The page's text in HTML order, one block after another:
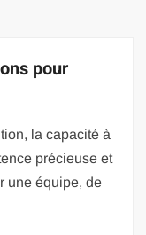
pour
la capacité à
précieuse et
une équipe, de